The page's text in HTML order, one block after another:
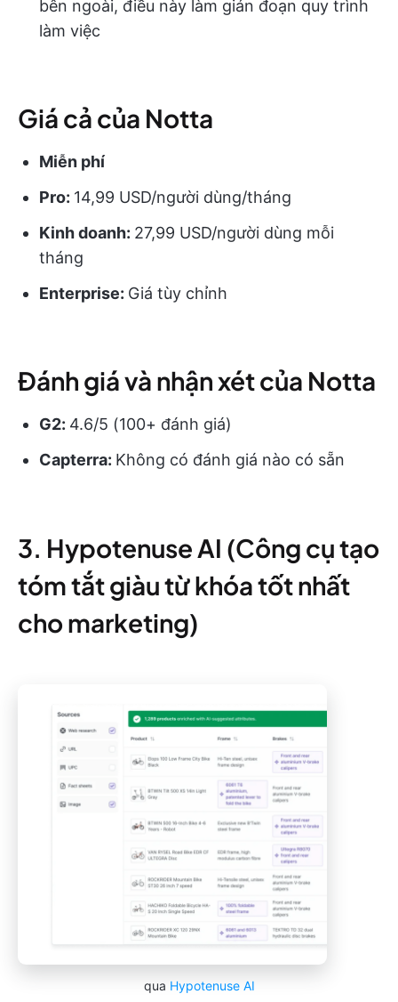
bên ngoài, điều này làm gián đoạn quy trình
làm việc
Giá cả của Notta
Miễn phí
Pro: 14,99 USD/người dùng/tháng
Kinh doanh: 27,99 USD/người dùng mỗi
tháng
Enterprise: Giá tùy chỉnh
Đánh giá và nhận xét của Notta
G2: 4.6/5 (100+ đánh giá)
Capterra: Không có đánh giá nào có sẵn
3. Hypotenuse AI (Công cụ tạo
tóm tắt giàu từ khóa tốt nhất
cho marketing)
qua Hypotenuse AI